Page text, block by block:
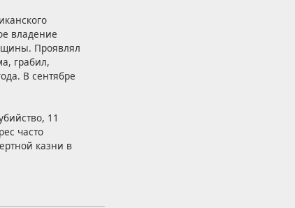
владение
Проявлял
грабил,
В сентябре
11
часто
казни в